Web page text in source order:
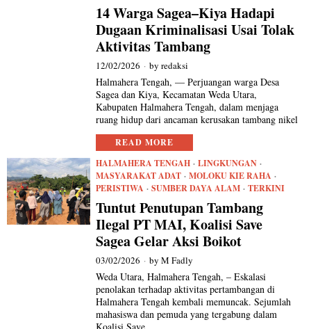
14 Warga Sagea–Kiya Hadapi
Dugaan Kriminalisasi Usai Tolak
Aktivitas Tambang
12/02/2026 byredaksi
Halmahera Tengah, — Perjuangan warga Desa
Sagea dan Kiya, Kecamatan Weda Utara,
Kabupaten Halmahera Tengah, dalam menjaga
ruang hidup dari ancaman kerusakan tambang nikel
READ MORE
HALMAHERA TENGAH · LINGKUNGAN ·
MASYARAKAT ADAT · MOLOKU KIE RAHA ·
PERISTIWA · SUMBER DAYA ALAM · TERKINI
Tuntut Penutupan Tambang
Ilegal PT MAI, Koalisi Save
Sagea Gelar Aksi Boikot
03/02/2026 byM Fadly
Weda Utara, Halmahera Tengah, – Eskalasi
penolakan terhadap aktivitas pertambangan di
Halmahera Tengah kembali memuncak. Sejumlah
mahasiswa dan pemuda yang tergabung dalam